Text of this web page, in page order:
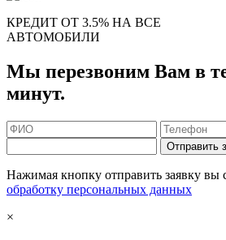
КРЕДИТ ОТ 3.5% НА ВСЕ
АВТОМОБИЛИ
Мы перезвоним Вам в
минут.
Отправить
Нажимая кнопку отправить заявку вы
обработку персональных данных
×